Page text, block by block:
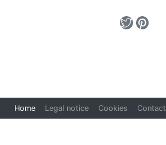
Home Legal notice Cookies Contact